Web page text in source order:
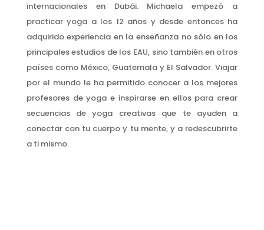
internacionales en Dubái. Michaela empezó a
practicar yoga a los 12 años y desde entonces ha
adquirido experiencia en la enseñanza no sólo en los
principales estudios de los EAU, sino también en otros
países como México, Guatemala y El Salvador. Viajar
por el mundo le ha permitido conocer a los mejores
profesores de yoga e inspirarse en ellos para crear
secuencias de yoga creativas que te ayuden a
conectar con tu cuerpo y tu mente, y a redescubrirte
a ti mismo.